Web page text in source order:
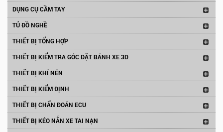
DỤNG CỤ CẦM TAY
TỦ ĐỒ NGHỀ
THIẾT BỊ TỔNG HỢP
THIẾT BỊ KIỂM TRA GÓC ĐẶT BÁNH XE 3D
THIẾT BỊ KHÍ NÉN
THIẾT BỊ KIỂM ĐỊNH
THIẾT BỊ CHẨN ĐOÁN ECU
THIẾT BỊ KÉO NẮN XE TAI NẠN